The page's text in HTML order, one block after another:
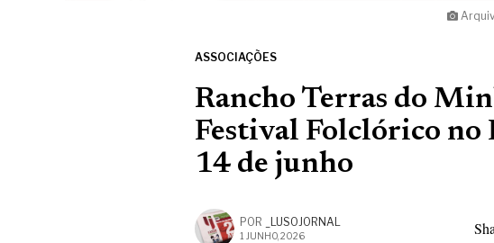
ASSOCIAÇÕES
Rancho Terras do
Festival Folclórico
14 de junho
POR _LUSOJORNAL
1 JUNHO, 2026